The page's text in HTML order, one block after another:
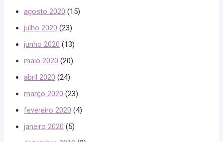
agosto 2020 (15)
julho 2020 (23)
junho 2020 (13)
maio 2020 (20)
abril 2020 (24)
março 2020 (23)
fevereiro 2020 (4)
janeiro 2020 (5)